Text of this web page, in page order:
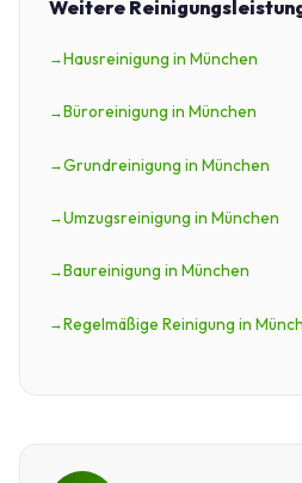
Weitere
Hausreinigung in München
Büroreinigung in München
Grundreinigung in München
Umzugsreinigung in München
Baureinigung in München
Regelmäßige Reinigung in